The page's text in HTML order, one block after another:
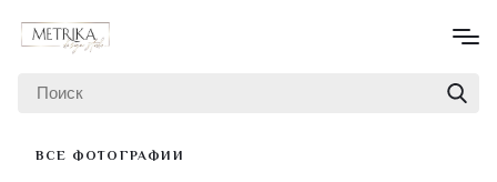
ВСЕ ФОТОГРАФИИ